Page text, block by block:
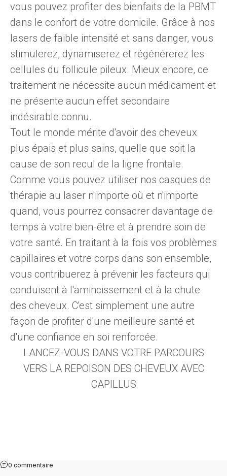
vous pouvez profiter des bienfaits de la PBMT
dans le confort de votre domicile. Grâce à nos
lasers de faible intensité et sans danger, vous
stimulerez, dynamiserez et régénérerez les
cellules du follicule pileux. Mieux encore, ce
traitement ne nécessite aucun médicament et
ne présente aucun effet secondaire
indésirable connu.
Tout le monde mérite d'avoir des cheveux
plus épais et plus sains, quelle que soit la
cause de son recul de la ligne frontale.
Comme vous pouvez utiliser nos casques de
thérapie au laser n'importe où et n'importe
quand, vous pourrez consacrer davantage de
temps à votre bien-être et à prendre soin de
votre santé. En traitant à la fois vos problèmes
capillaires et votre corps dans son ensemble,
vous contribuerez à prévenir les facteurs qui
conduisent à l'amincissement et à la chute
des cheveux. C'est simplement une autre
façon de profiter d'une meilleure santé et
d'une confiance en soi renforcée.
LANCEZ-VOUS DANS VOTRE PARCOURS
VERS LA REPOISON DES CHEVEUX AVEC
CAPILLUS
0 commentaire